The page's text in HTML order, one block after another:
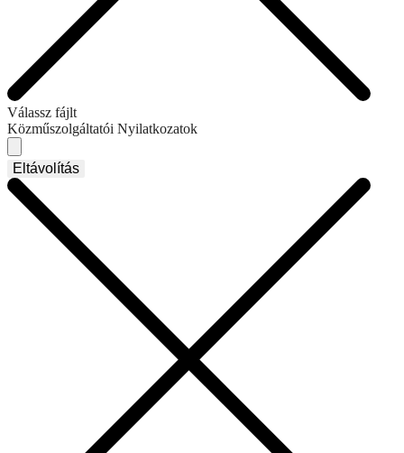
Válassz fájlt
Közműszolgáltatói Nyilatkozatok
Eltávolítás